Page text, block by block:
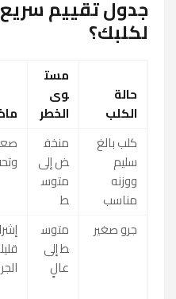
جدول تقييم
لكلبك؟
حالة
الكلب
مست
وى
الخطر
كلب بالغ
سليم
ووزنه
مناسب
منخف
ض إلى
متوس
ط
جرو صغير
متوس
ط إلى
عالٍ